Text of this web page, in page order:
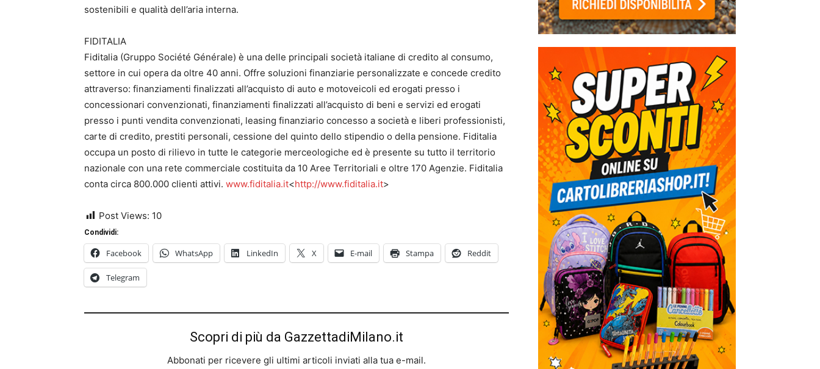
sostenibili e qualità dell’aria interna.
FIDITALIA
Fiditalia (Gruppo Société Générale) è una delle principali società italiane di credito al consumo,
settore in cui opera da oltre 40 anni. Offre soluzioni finanziarie personalizzate e concede credito
attraverso: finanziamenti finalizzati all’acquisto di auto e motoveicoli ed erogati presso i
concessionari convenzionati, finanziamenti finalizzati all’acquisto di beni e servizi ed erogati
presso i punti vendita convenzionati, leasing finanziario concesso a società e liberi professionisti,
carte di credito, prestiti personali, cessione del quinto dello stipendio o della pensione. Fiditalia
occupa un posto di rilievo in tutte le categorie merceologiche ed è presente su tutto il territorio
nazionale con una rete commerciale costituita da 10 Aree Territoriali e oltre 170 Agenzie. Fiditalia
conta circa 800.000 clienti attivi. www.fiditalia.it<http://www.fiditalia.it>
Post Views: 10
Condividi:
Facebook WhatsApp LinkedIn X E-mail Stampa Reddit
Telegram
Scopri di più da GazzettadiMilano.it
Abbonati per ricevere gli ultimi articoli inviati alla tua e-mail.